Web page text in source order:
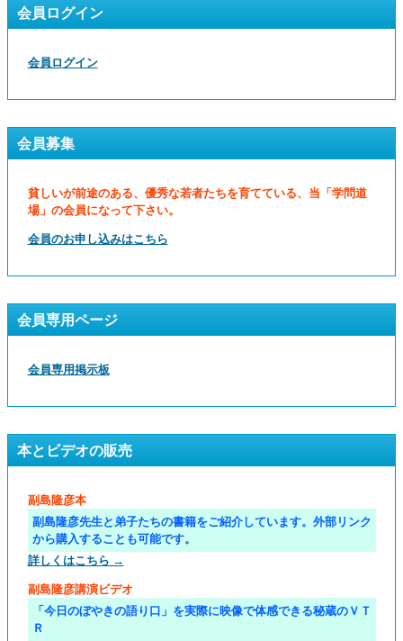
会員ログイン
会員ログイン
会員募集
貧しいが前途のある、優秀な若者たちを育てている、当「学問道
場」の会員になって下さい。
会員のお申し込みはこちら
会員専用ページ
会員専用掲示板
本とビデオの販売
副島隆彦本
副島隆彦先生と弟子たちの書籍をご紹介しています。外部リンク
から購入することも可能です。
詳しくはこちら →
副島隆彦講演ビデオ
「今日のぼやきの語り口」を実際に映像で体感できる秘蔵のＶＴ
Ｒ